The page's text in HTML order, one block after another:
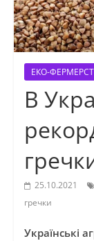
ЕКО-
В
25.10.2021
гречки
Українські